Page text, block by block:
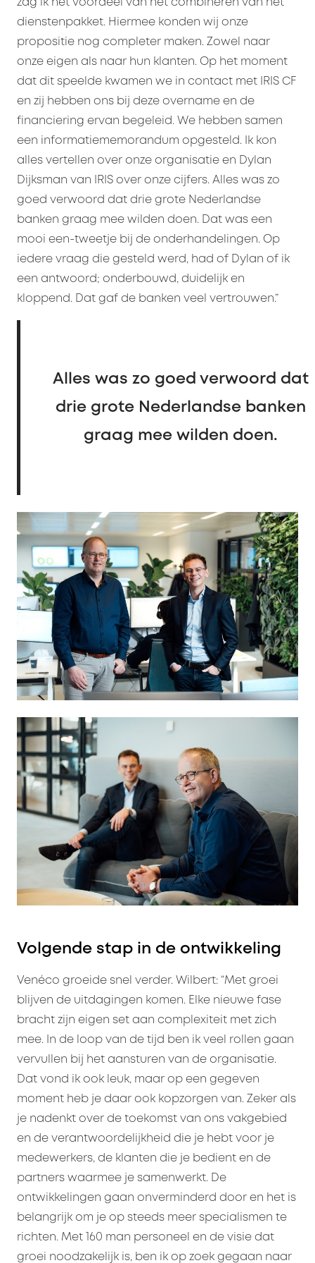
zag ik het voordeel van het combineren van het
dienstenpakket. Hiermee konden wij onze
propositie nog completer maken. Zowel naar
onze eigen als naar hun klanten. Op het moment
dat dit speelde kwamen we in contact met IRIS CF
en zij hebben ons bij deze overname en de
financiering ervan begeleid. We hebben samen
een informatiememorandum opgesteld. Ik kon
alles vertellen over onze organisatie en Dylan
Dijksman van IRIS over onze cijfers. Alles was zo
goed verwoord dat drie grote Nederlandse
banken graag mee wilden doen. Dat was een
mooi een-tweetje bij de onderhandelingen. Op
iedere vraag die gesteld werd, had of Dylan of ik
een antwoord; onderbouwd, duidelijk en
kloppend. Dat gaf de banken veel vertrouwen.”
Alles was zo goed verwoord dat
drie grote Nederlandse banken
graag mee wilden doen.
Volgende stap in de ontwikkeling
Venéco groeide snel verder. Wilbert: “Met groei
blijven de uitdagingen komen. Elke nieuwe fase
bracht zijn eigen set aan complexiteit met zich
mee. In de loop van de tijd ben ik veel rollen gaan
vervullen bij het aansturen van de organisatie.
Dat vond ik ook leuk, maar op een gegeven
moment heb je daar ook kopzorgen van. Zeker als
je nadenkt over de toekomst van ons vakgebied
en de verantwoordelijkheid die je hebt voor je
medewerkers, de klanten die je bedient en de
partners waarmee je samenwerkt. De
ontwikkelingen gaan onverminderd door en het is
belangrijk om je op steeds meer specialismen te
richten. Met 160 man personeel en de visie dat
groei noodzakelijk is, ben ik op zoek gegaan naar